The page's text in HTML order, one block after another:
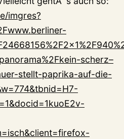
imgres?
scherz–
stellt-paprika-auf-die-